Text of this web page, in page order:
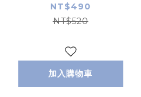
NT$490
NT$520
加入購物車